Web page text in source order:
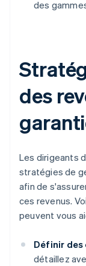
des
des
Les dirigeants
stratégies de
afin de
ces revenus.
peuvent vous
Définir des
détaillez